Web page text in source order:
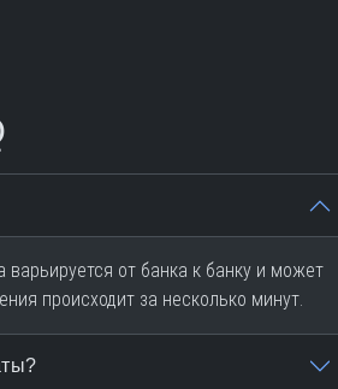
варьируется от банка к банку и может
происходит за несколько минут.